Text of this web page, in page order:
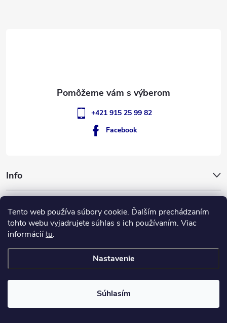
Tento web používa súbory cookie. Ďalším prechádzaním
tohto webu vyjadrujete súhlas s ich používaním. Viac
informáciítu.
Nastavenie
Súhlasím
Info
+421 915 25 99 82
Facebook
Copyright 2026GIGANT Slovakia. Všetky práva vyhradené.